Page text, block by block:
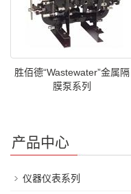
胜佰德“Wastewater”金属隔
膜泵系列
产品中心
仪器仪表系列